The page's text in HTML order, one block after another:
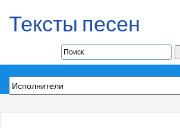
Тексты песен